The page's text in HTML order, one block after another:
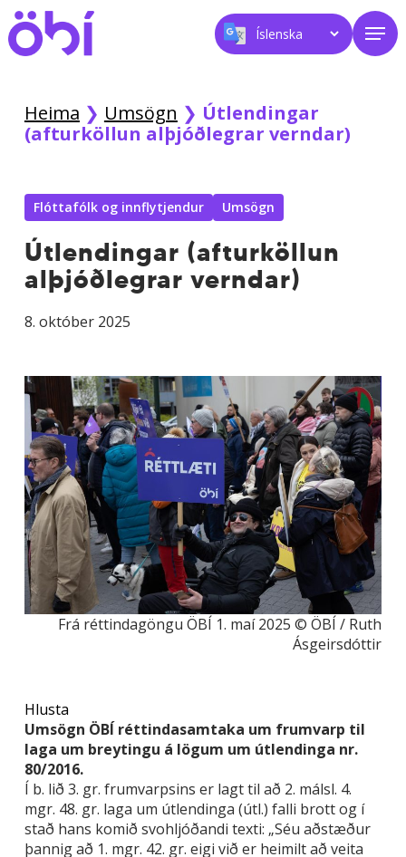
Skip
to
main
Heima ❯ Umsögn ❯ Útlendingar
(afturköllun alþjóðlegrar verndar)
Flóttafólk og innflytjendur Umsögn
Útlendingar (afturköllun
alþjóðlegrar verndar)
8. október 2025
Frá réttindagöngu ÖBÍ 1. maí 2025 © ÖBÍ / Ruth
Ásgeirsdóttir
Hlusta
Umsögn ÖBÍ réttindasamtaka um frumvarp til
laga um breytingu á lögum um útlendinga nr.
80/2016.
Í b. lið 3. gr. frumvarpsins er lagt til að 2. málsl. 4.
mgr. 48. gr. laga um útlendinga (útl.) falli brott og í
stað hans komið svohljóðandi texti: „Séu aðstæður
þannig að 1. mgr. 42. gr. eigi við er heimilt að veita